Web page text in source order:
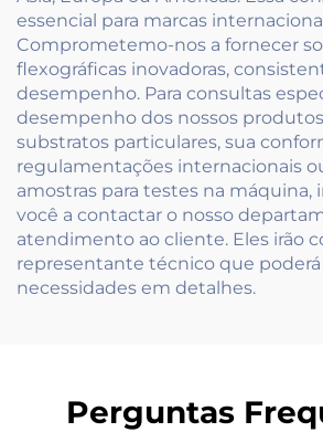
essencial para marcas
Comprometemo-nos a fornecer
flexográficas inovadoras,
desempenho. Para consultas
desempenho dos nossos
substratos particulares, sua
regulamentações internacionais
amostras para testes na máquina,
você a contactar o nosso
atendimento ao cliente. Eles irão
representante técnico que
necessidades em detalhes.
Perguntas